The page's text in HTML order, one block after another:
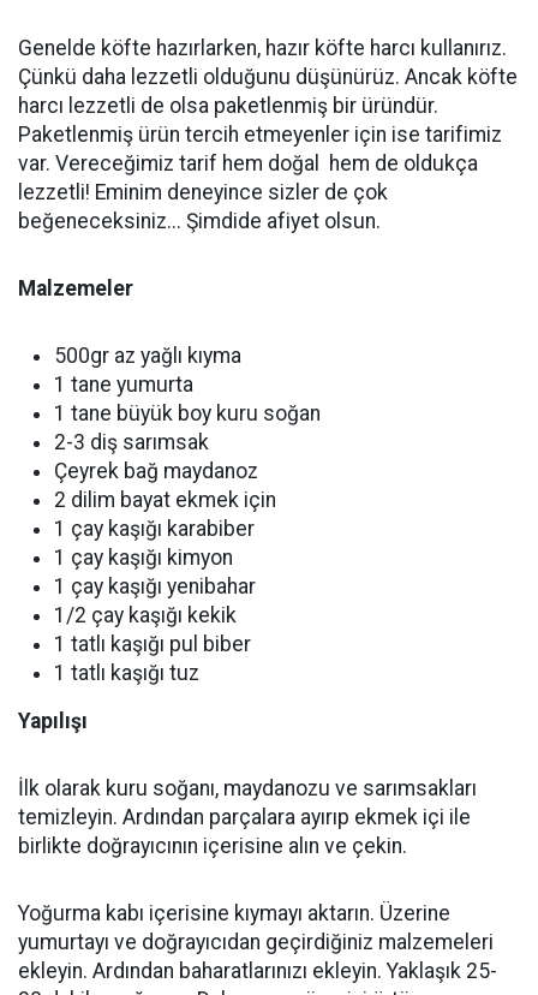
Genelde köfte hazırlarken, hazır köfte harcı kullanırız.
Çünkü daha lezzetli olduğunu düşünürüz. Ancak köfte
harcı lezzetli de olsa paketlenmiş bir üründür.
Paketlenmiş ürün tercih etmeyenler için ise tarifimiz
var. Vereceğimiz tarif hem doğal hem de oldukça
lezzetli! Eminim deneyince sizler de çok
beğeneceksiniz... Şimdide afiyet olsun.
Malzemeler
500gr az yağlı kıyma
1 tane yumurta
1 tane büyük boy kuru soğan
2-3 diş sarımsak
Çeyrek bağ maydanoz
2 dilim bayat ekmek için
1 çay kaşığı karabiber
1 çay kaşığı kimyon
1 çay kaşığı yenibahar
1/2 çay kaşığı kekik
1 tatlı kaşığı pul biber
1 tatlı kaşığı tuz
Yapılışı
İlk olarak kuru soğanı, maydanozu ve sarımsakları
temizleyin. Ardından parçalara ayırıp ekmek içi ile
birlikte doğrayıcının içerisine alın ve çekin.
Yoğurma kabı içerisine kıymayı aktarın. Üzerine
yumurtayı ve doğrayıcıdan geçirdiğiniz malzemeleri
ekleyin. Ardından baharatlarınızı ekleyin. Yaklaşık 25-